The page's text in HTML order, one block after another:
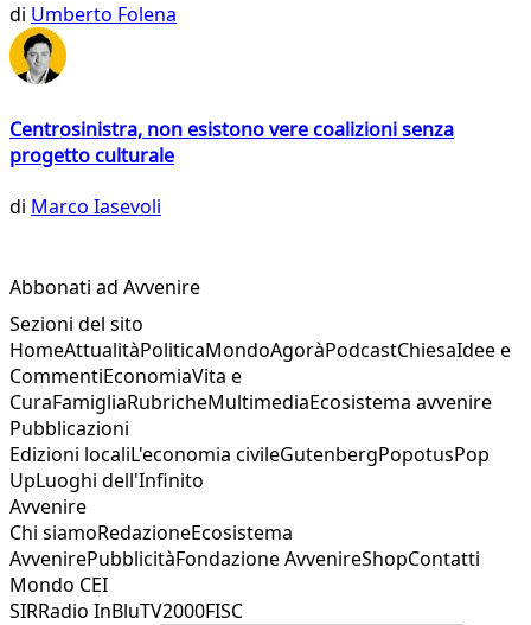
di Umberto Folena
Centrosinistra, non esistono vere coalizioni senza
progetto culturale
di Marco Iasevoli
Abbonati ad Avvenire
Sezioni del sito
HomeAttualitàPoliticaMondoAgoràPodcastChiesaIdee e
CommentiEconomiaVita e
CuraFamigliaRubricheMultimediaEcosistema avvenire
Pubblicazioni
Edizioni localiL'economia civileGutenbergPopotusPop
UpLuoghi dell'Infinito
Avvenire
Chi siamoRedazioneEcosistema
AvvenirePubblicitàFondazione AvvenireShopContatti
Mondo CEI
SIRRadio InBluTV2000FISC